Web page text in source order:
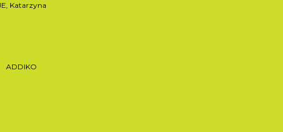
Katarzyna
ADDIKO